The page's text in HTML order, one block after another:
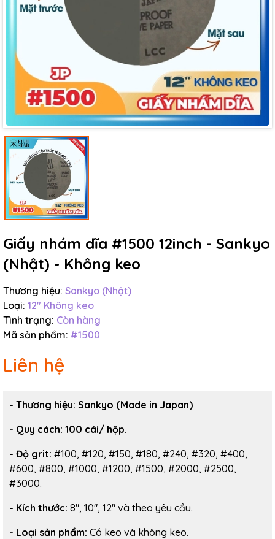
Giấy nhám dĩa #1500 12inch - Sankyo
(Nhật) - Không keo
Thương hiệu: Sankyo (Nhật)
Loại: 12" Không keo
Tình trạng: Còn hàng
Mã sản phẩm: #1500
Liên hệ
- Thương hiệu: Sankyo (Made in Japan)
- Quy cách: 100 cái/ hộp.
- Độ grit: #100, #120, #150, #180, #240, #320, #400,
#600, #800, #1000, #1200, #1500, #2000, #2500,
#3000.
- Kích thước: 8", 10", 12" và theo yêu cầu.
- Loại sản phẩm: Có keo và không keo.
Mã giảm giá:
Ngày hết hạn: